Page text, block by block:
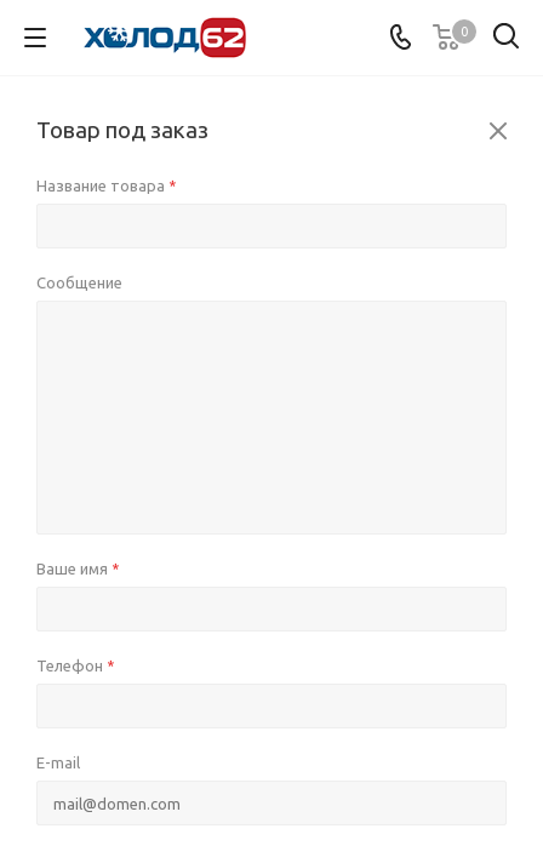
0
Товар под заказ
Название товара *
Сообщение
Ваше имя *
Телефон *
E-mail